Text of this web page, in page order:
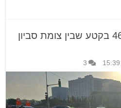
בולען נפער בכביש 4622 בקטע שבין צומת סביון
3